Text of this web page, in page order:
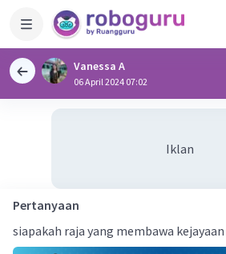
Vanessa A
06 April 2024 07:02
Iklan
Pertanyaan
siapakah raja yang membawa